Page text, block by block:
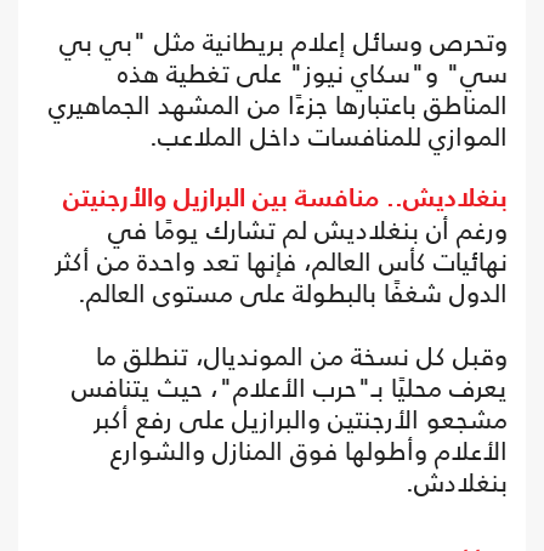
وتحرص وسائل إعلام بريطانية مثل "بي بي
سي" و"سكاي نيوز" على تغطية هذه
المناطق باعتبارها جزءًا من المشهد الجماهيري
الموازي للمنافسات داخل الملاعب.
بنغلاديش.. منافسة بين البرازيل والأرجنيتن
ورغم أن بنغلاديش لم تشارك يومًا في
نهائيات كأس العالم، فإنها تعد واحدة من أكثر
الدول شغفًا بالبطولة على مستوى العالم.
وقبل كل نسخة من المونديال، تنطلق ما
يعرف محليًا بـ"حرب الأعلام"، حيث يتنافس
مشجعو الأرجنتين والبرازيل على رفع أكبر
الأعلام وأطولها فوق المنازل والشوارع
بنغلادش.